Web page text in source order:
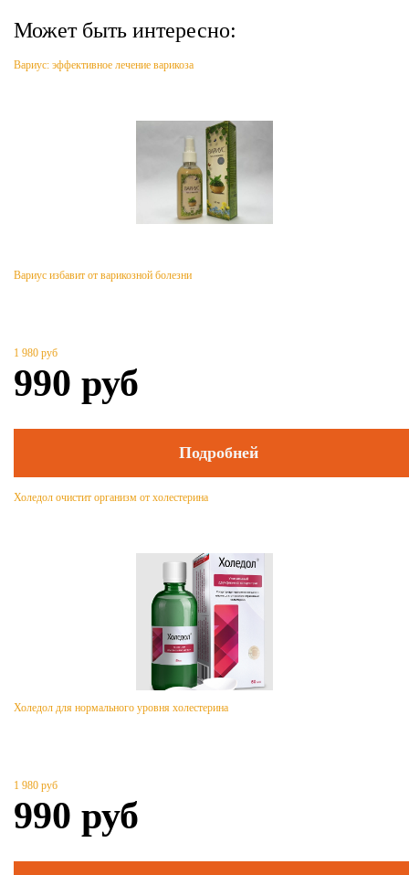
Может быть интересно:
Вариус: эффективное лечение варикоза
Вариус избавит от варикозной болезни
1 980 руб
990 руб
Подробней
Холедол очистит организм от холестерина
Холедол для нормального уровня холестерина
1 980 руб
990 руб